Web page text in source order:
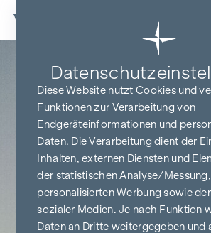
Zum Inhalt springen
Diese Website nutzt Cookies und
Funktionen zur Verarbeitung von
Endgeräteinformationen und
Daten. Die Verarbeitung dient der
Inhalten, externen Diensten und
der statistischen Analyse/
personalisierten Werbung sowie
sozialer Medien. Je nach Funktion
Daten an Dritte weitergegeben und